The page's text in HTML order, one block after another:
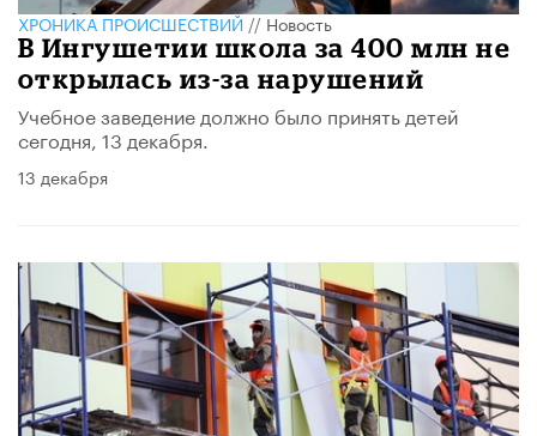
ХРОНИКА ПРОИСШЕСТВИЙ//Новость
В Ингушетии школа за 400 млн не
открылась из-за нарушений
Учебное заведение должно было принять детей
сегодня, 13 декабря.
13 декабря